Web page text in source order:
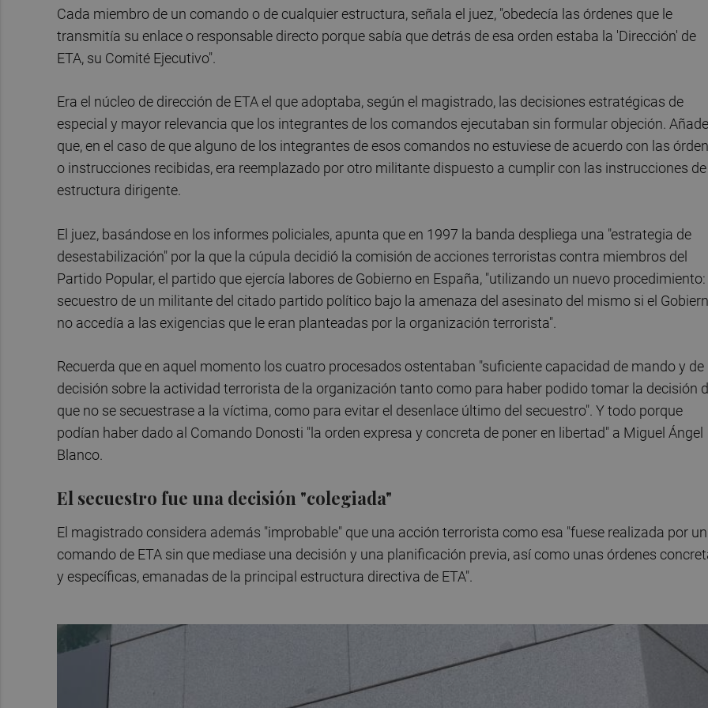
Cada miembro de un comando o de cualquier estructura, señala el juez, "obedecía las órdenes que le
transmitía su enlace o responsable directo porque sabía que detrás de esa orden estaba la 'Dirección' de
ETA, su Comité Ejecutivo".
Era el núcleo de dirección de ETA el que adoptaba, según el magistrado, las decisiones estratégicas de
especial y mayor relevancia que los integrantes de los comandos ejecutaban sin formular objeción. Añade
que, en el caso de que alguno de los integrantes de esos comandos no estuviese de acuerdo con las
o instrucciones recibidas, era reemplazado por otro militante dispuesto a cumplir con las instrucciones
estructura dirigente.
El juez, basándose en los informes policiales, apunta que en 1997 la banda despliega una "estrategia de
desestabilización" por la que la cúpula decidió la comisión de acciones terroristas contra miembros del
Partido Popular, el partido que ejercía labores de Gobierno en España, "utilizando un nuevo procedimiento:
secuestro de un militante del citado partido político bajo la amenaza del asesinato del mismo si el
no accedía a las exigencias que le eran planteadas por la organización terrorista".
Recuerda que en aquel momento los cuatro procesados ostentaban "suficiente capacidad de mando y de
decisión sobre la actividad terrorista de la organización tanto como para haber podido tomar la decisión
que no se secuestrase a la víctima, como para evitar el desenlace último del secuestro". Y todo porque
podían haber dado al Comando Donosti "la orden expresa y concreta de poner en libertad" a Miguel Ángel
Blanco.
El secuestro fue una decisión "colegiada"
El magistrado considera además "improbable" que una acción terrorista como esa "fuese realizada por un
comando de ETA sin que mediase una decisión y una planificación previa, así como unas órdenes
y específicas, emanadas de la principal estructura directiva de ETA".